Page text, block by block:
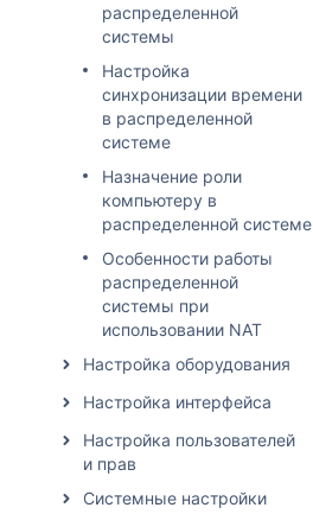
распределенной
системы
Настройка
синхронизации времени
в распределенной
системе
Назначение роли
компьютеру в
распределенной системе
Особенности работы
распределенной
системы при
использовании NAT
Настройка оборудования
Настройка интерфейса
Настройка пользователей
и прав
Системные настройки